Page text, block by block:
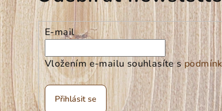
E-mail
Vložením e-mailu souhlasíte s
Přihlásit se